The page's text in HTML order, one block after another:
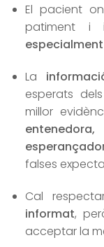
El pacient
patiment i
La
esperats
millor
falses
Cal
informat,
acceptar la